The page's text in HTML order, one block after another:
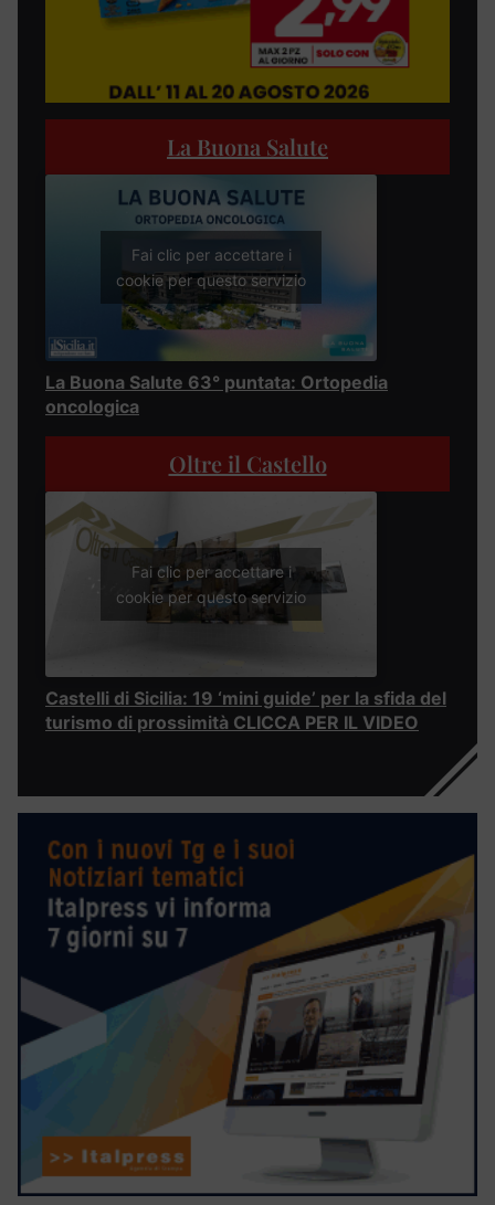
La Buona Salute
Fai clic per accettare i
cookie per questo servizio
La Buona Salute 63° puntata: Ortopedia
oncologica
Oltre il Castello
Fai clic per accettare i
cookie per questo servizio
Castelli di Sicilia: 19 ‘mini guide’ per la sfida del
turismo di prossimità CLICCA PER IL VIDEO